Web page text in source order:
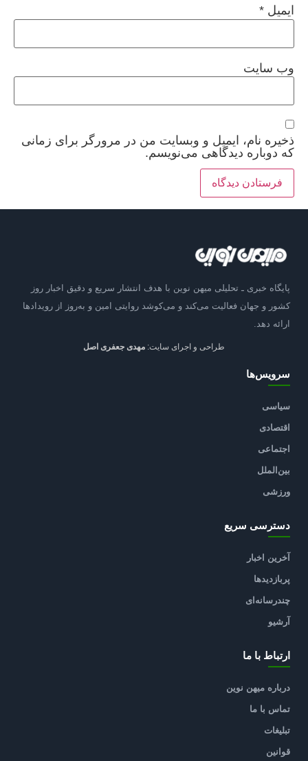
ایمیل *
وب‌ سایت
ذخیره نام، ایمیل و وبسایت من در مرورگر برای زمانی
که دوباره دیدگاهی می‌نویسم.
پایگاه خبری ـ تحلیلی میهن نوین با هدف انتشار سریع و دقیق اخبار روز
کشور و جهان فعالیت می‌کند و می‌کوشد روایتی امین و به‌روز از رویدادها
ارائه دهد.
طراحی و اجرای سایت: مهدی جعفری اصل
سرویس‌ها
سیاسی
اقتصادی
اجتماعی
بین‌الملل
ورزشی
دسترسی سریع
آخرین اخبار
پربازدیدها
چندرسانه‌ای
آرشیو
ارتباط با ما
درباره میهن نوین
تماس با ما
تبلیغات
قوانین